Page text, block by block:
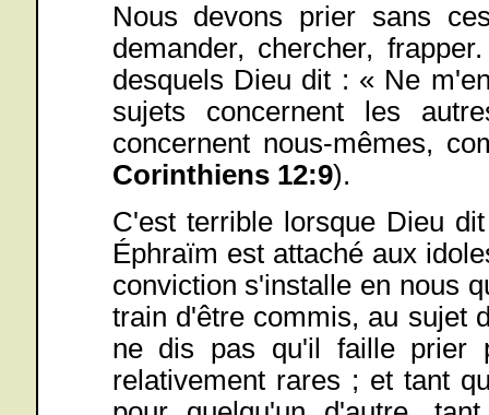
Nous devons prier sans
demander, chercher,
desquels Dieu dit : « Ne
sujets concernent les
concernent nous-mêmes,
Corinthiens 12:9).
C'est terrible lorsque Dieu
Éphraïm est attaché aux
conviction s'installe en nous
train d'être commis, au sujet
ne dis pas qu'il faille prier
relativement rares ; et tant